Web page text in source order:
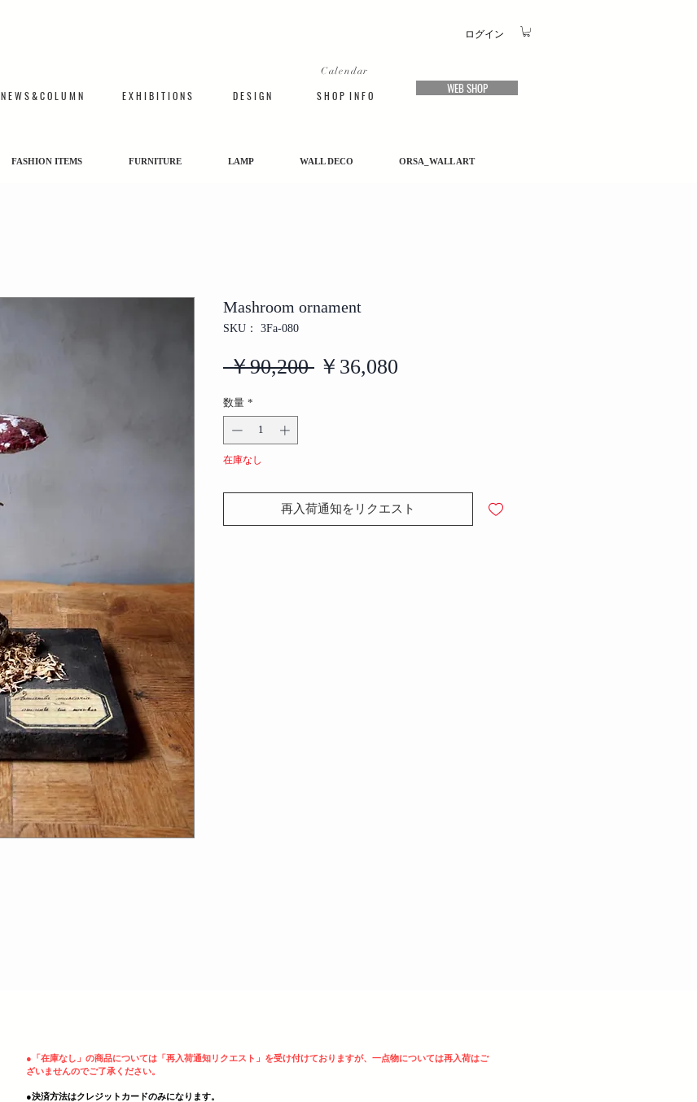
ログイン
Calendar
N E W S & C O L U M N ​E X H I B I T I O N S D E S I G N S H O P I N F O WEB SHOP
FASHION ITEMS FURNITURE LAMP WALL DECO ORSA_WALL ART
Mashroom ornament
SKU： 3Fa-080
￥90,200 通￥36,080
数量 *
在庫なし
再入荷通知をリクエスト
● 「在庫なし」の商品については「再入荷通知リクエスト」を受け付けておりますが、一点物については再入荷はご
ざいませんのでご了承ください。
●決済方法はクレジットカードのみになります。